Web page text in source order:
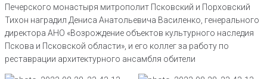
Печерского монастыря митрополит Псковский и Порховский
Тихон наградил Дениса Анатольевича Василенко, генерального
директора АНО «Возрождение объектов культурного наследия
Пскова и Псковской области», и его коллег за работу по
реставрации архитектурного ансамбля обители